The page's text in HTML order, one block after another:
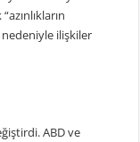
nedeniyle ilişkiler
ABD ve